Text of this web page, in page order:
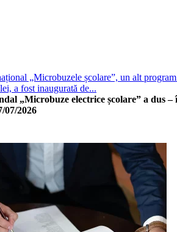
„Microbuzele școlare”, un alt
a fost inaugurată de...
„Microbuze electrice școlare” a dus –
07/2026